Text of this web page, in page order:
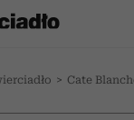
> Cate